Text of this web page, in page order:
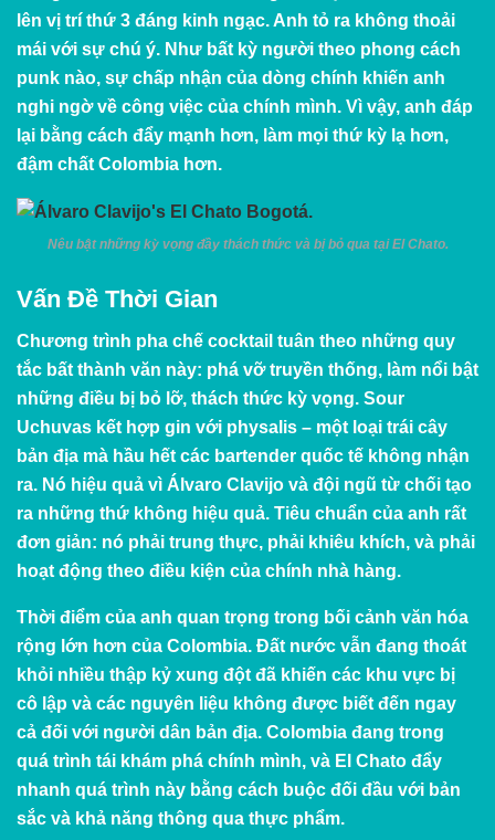
lên vị trí thứ 3 đáng kinh ngạc. Anh tỏ ra không thoải
mái với sự chú ý. Như bất kỳ người theo phong cách
punk nào, sự chấp nhận của dòng chính khiến anh
nghi ngờ về công việc của chính mình. Vì vậy, anh đáp
lại bằng cách đẩy mạnh hơn, làm mọi thứ kỳ lạ hơn,
đậm chất Colombia hơn.
Nêu bật những kỳ vọng đầy thách thức và bị bỏ qua tại El Chato.
Vấn Đề Thời Gian
Chương trình pha chế cocktail tuân theo những quy
tắc bất thành văn này: phá vỡ truyền thống, làm nổi bật
những điều bị bỏ lỡ, thách thức kỳ vọng. Sour
Uchuvas kết hợp gin với physalis – một loại trái cây
bản địa mà hầu hết các bartender quốc tế không nhận
ra. Nó hiệu quả vì Álvaro Clavijo và đội ngũ từ chối tạo
ra những thứ không hiệu quả. Tiêu chuẩn của anh rất
đơn giản: nó phải trung thực, phải khiêu khích, và phải
hoạt động theo điều kiện của chính nhà hàng.
Thời điểm của anh quan trọng trong bối cảnh văn hóa
rộng lớn hơn của Colombia. Đất nước vẫn đang thoát
khỏi nhiều thập kỷ xung đột đã khiến các khu vực bị
cô lập và các nguyên liệu không được biết đến ngay
cả đối với người dân bản địa. Colombia đang trong
quá trình tái khám phá chính mình, và El Chato đẩy
nhanh quá trình này bằng cách buộc đối đầu với bản
sắc và khả năng thông qua thực phẩm.